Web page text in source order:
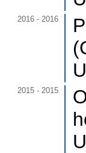
2016 - 2016
2015 - 2015